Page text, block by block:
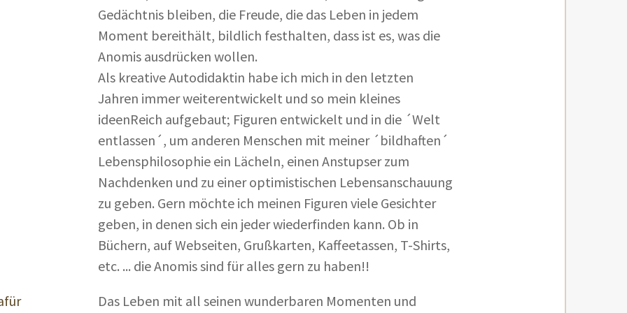
Gedächtnis bleiben, die Freude, die das Leben in jedem
Moment bereithält, bildlich festhalten, dass ist es, was die
Anomis ausdrücken wollen.
Als kreative Autodidaktin habe ich mich in den letzten
Jahren immer weiterentwickelt und so mein kleines
ideenReich aufgebaut; Figuren entwickelt und in die ´Welt
entlassen´, um anderen Menschen mit meiner ´bildhaften´
Lebensphilosophie ein Lächeln, einen Anstupser zum
Nachdenken und zu einer optimistischen Lebensanschauung
zu geben. Gern möchte ich meinen Figuren viele Gesichter
geben, in denen sich ein jeder wiederfinden kann. Ob in
Büchern, auf Webseiten, Grußkarten, Kaffeetassen, T-Shirts,
etc. ... die Anomis sind für alles gern zu haben!!
Das Leben mit all seinen wunderbaren Momenten und